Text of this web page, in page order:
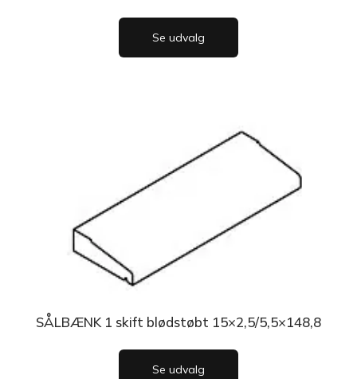
Se udvalg
SÅLBÆNK 1 skift blødstøbt 15×2,5/5,5×148,8
Se udvalg